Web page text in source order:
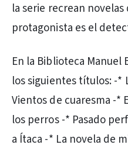
la serie recrean
protagonista es el
En la Biblioteca
los siguientes títulos: -*
Vientos de cuaresma -*
los perros -* Pasado
a Ítaca -* La novela de